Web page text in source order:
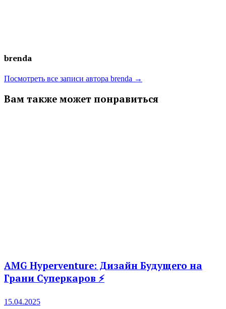
brenda
Посмотреть все записи автора brenda →
Вам также может понравиться
AMG Hyperventure: Дизайн Будущего на
Грани Суперкаров ⚡️
15.04.2025